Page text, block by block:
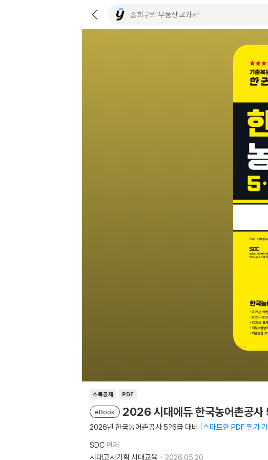
소득공제 PDF
eBook 2026 시대에듀 한국농어촌공사
2026년 한국농어촌공사 5?6급 대비 스마트한 PDF 필기
SDC편저
시대고시기획 시대교육
2026.05.20.